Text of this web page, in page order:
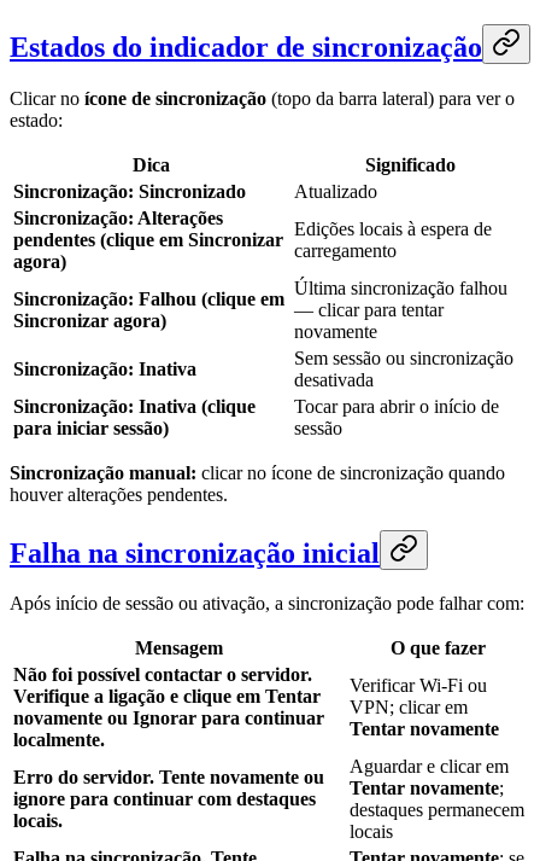
Estados do indicador de sincronização
Clicar no ícone de sincronização (topo da barra lateral) para ver o
estado:
Dica
Significado
Sincronização: Sincronizado
Atualizado
Sincronização: Alterações
pendentes (clique em Sincronizar
agora)
Edições locais à espera de
carregamento
Sincronização: Falhou (clique em
Sincronizar agora)
Última sincronização falhou
— clicar para tentar
novamente
Sincronização: Inativa
Sem sessão ou sincronização
desativada
Sincronização: Inativa (clique
para iniciar sessão)
Tocar para abrir o início de
sessão
Sincronização manual: clicar no ícone de sincronização quando
houver alterações pendentes.
Falha na sincronização inicial
Após início de sessão ou ativação, a sincronização pode falhar com:
Mensagem
O que fazer
Não foi possível contactar o servidor.
Verifique a ligação e clique em Tentar
novamente ou Ignorar para continuar
localmente.
Verificar Wi‑Fi ou
VPN; clicar em
Tentar novamente
Erro do servidor. Tente novamente ou
ignore para continuar com destaques
locais.
Aguardar e clicar em
Tentar novamente;
destaques permanecem
locais